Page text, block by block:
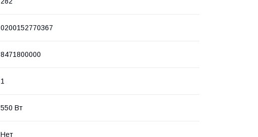
0200152770367
8471800000
1
550 Вт
Нет